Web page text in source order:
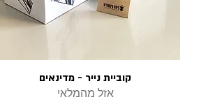
תצוגה מהירה
קוביית נייר - מדינאים
אזל מהמלאי